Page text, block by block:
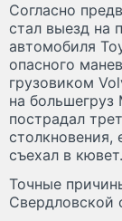
Согласно
стал выезд на
автомобиля
опасного
грузовиком
на большегруз
пострадал
столкновения,
съехал в кювет.
Точные
Свердловской